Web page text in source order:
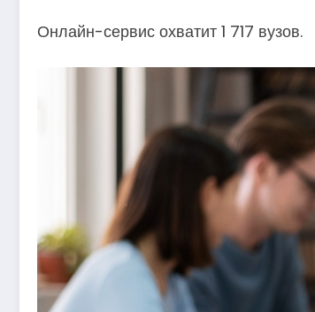
Онлайн-сервис охватит 1 717 вузов.